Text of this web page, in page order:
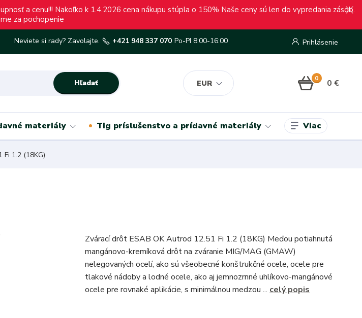
a cenu!!! Nakoľko k 1.4.2026 cena nákupu stúpla o 150% Naše ceny sú len do vypredania zásob.
za pochopenie
EUR
Prihlásenie
Hľadať
Neviete si rady? Zavolajte. +421 948 337 070 Po-PI 8:00-16:00
0 0 €
materiály Tig príslušenstvo a prídavné materiály Viac
1.2 (18KG)
Zvárací drôt ESAB OK Autrod 12.51 Fi 1.2 (18KG) Meďou potiahnutá
mangánovo-kremíková drôt na zváranie MIG/MAG (GMAW)
nelegovaných ocelí, ako sú všeobecné konštrukčné ocele, ocele pre
tlakové nádoby a lodné ocele, ako aj jemnozrnné uhlíkovo-mangánové
ocele pre rovnaké aplikácie, s minimálnou medzou ... celý popis